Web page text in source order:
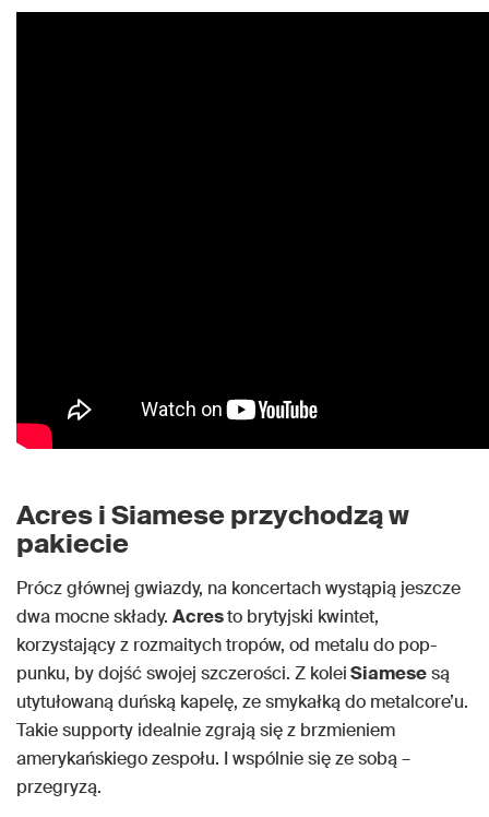
Acres i Siamese przychodzą w
pakiecie
Prócz głównej gwiazdy, na koncertach wystąpią jeszcze
dwa mocne składy. Acresto brytyjski kwintet,
korzystający z rozmaitych tropów, od metalu do pop-
punku, by dojść swojej szczerości. Z koleiSiamesesą
utytułowaną duńską kapelę, ze smykałką do metalcore’u.
Takie supporty idealnie zgrają się z brzmieniem
amerykańskiego zespołu. I wspólnie się ze sobą –
przegryzą.